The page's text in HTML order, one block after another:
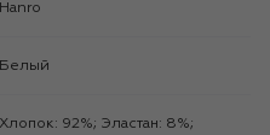
Hanro
Белый
Хлопок: 92%; Эластан: 8%;